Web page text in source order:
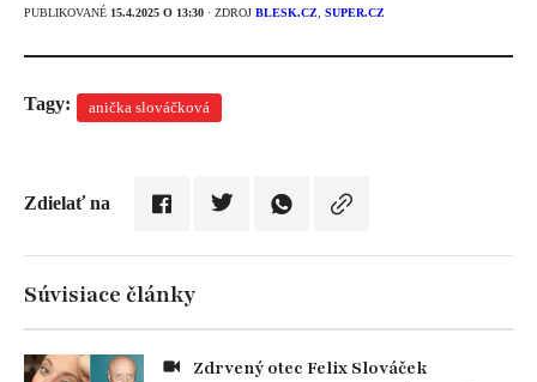
PUBLIKOVANÉ 15.4.2025 O 13:30 · ZDROJ BLESK.CZ SUPER.CZ
Tagy: anička slováčková
Zdielať na
Súvisiace články